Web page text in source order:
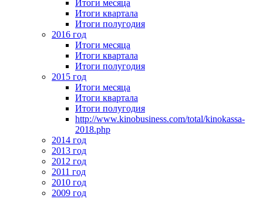
Итоги месяца
Итоги квартала
Итоги полугодия
2016 год
Итоги месяца
Итоги квартала
Итоги полугодия
2015 год
Итоги месяца
Итоги квартала
Итоги полугодия
http://www.kinobusiness.com/total/kinokassa-
2018.php
2014 год
2013 год
2012 год
2011 год
2010 год
2009 год